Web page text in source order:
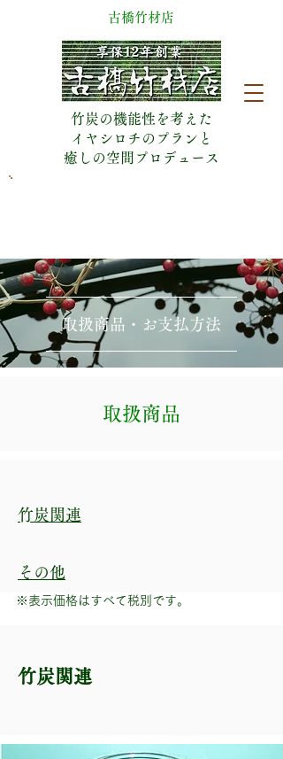
​古橋竹材店
竹炭の機能性を考えた
イヤシロチのプランと
​癒しの空間プロデュース
取扱商品・お支払方法
​取扱商品
​竹炭関連
その他
​※表示価格はすべて税別です。
​竹炭関連